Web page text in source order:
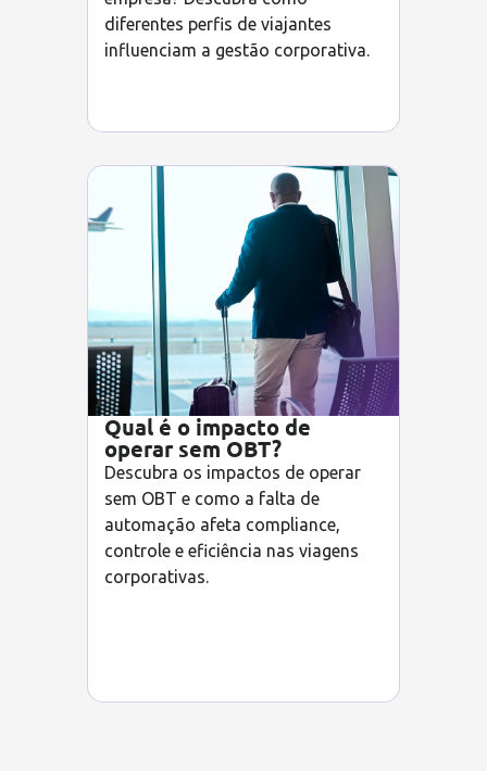
diferentes perfis de viajantes
influenciam a gestão corporativa.
Qual é o impacto de
operar sem OBT?
Descubra os impactos de operar
sem OBT e como a falta de
automação afeta compliance,
controle e eficiência nas viagens
corporativas.